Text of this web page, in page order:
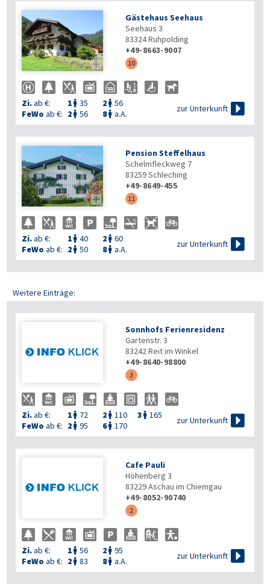

Gästehaus Seehaus
Seehaus 3
83324Ruhpolding
+49-8663-9007
10
Zi.ab €: 1  35 2  56
FeWo ab €: 2  56 8 a.A.
zur Unterkunft 

Pension Steffelhaus
Schelmfleckweg 7
83259Schleching
+49-8649-455
11
Zi.ab €: 1  40 2  60
FeWo ab €: 2  50 8 a.A.
zur Unterkunft 
Weitere Einträge:
Sonnhofs Ferienresidenz
Gartenstr. 3
83242Reit im Winkel
+49-8640-98800
3
Zi.ab €: 1  72 2  110 3  165
FeWo ab €: 2  95 6 170
zur Unterkunft 
Cafe Pauli
Höhenberg 3
83229Aschau im Chiemgau
+49-8052-90740
2
Zi.ab €: 1  56 2  95
FeWo ab €: 2  83 8 a.A.
zur Unterkunft 